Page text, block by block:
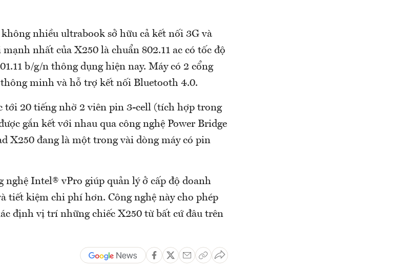
nhiều ultrabook sở hữu cả kết nối 3G và
nhất của X250 là chuẩn 802.11 ac có tốc độ
b/g/n thông dụng hiện nay. Máy có 2 cổng
minh và hỗ trợ kết nối Bluetooth 4.0.
tới 20 tiếng nhờ 2 viên pin 3-cell (tích hợp trong
gắn kết với nhau qua công nghệ Power Bridge
X250 đang là một trong vài dòng máy có pin
nghệ Intel® vPro giúp quản lý ở cấp độ doanh
tiết kiệm chi phí hơn. Công nghệ này cho phép
định vị trí những chiếc X250 từ bất cứ đâu trên